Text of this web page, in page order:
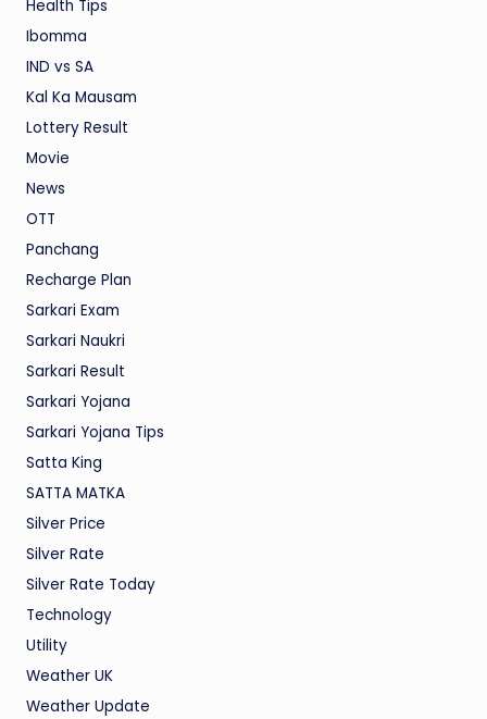
Health Tips
Ibomma
IND vs SA
Kal Ka Mausam
Lottery Result
Movie
News
OTT
Panchang
Recharge Plan
Sarkari Exam
Sarkari Naukri
Sarkari Result
Sarkari Yojana
Sarkari Yojana Tips
Satta King
SATTA MATKA
Silver Price
Silver Rate
Silver Rate Today
Technology
Utility
Weather UK
Weather Update